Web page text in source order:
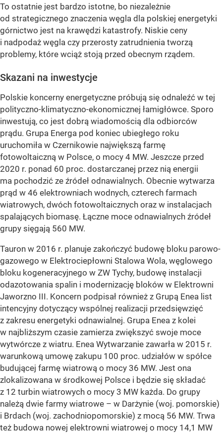
To ostatnie jest bardzo istotne, bo niezależnie
od strategicznego znaczenia węgla dla polskiej energetyki
górnictwo jest na krawędzi katastrofy. Niskie ceny
i nadpodaż węgla czy przerosty zatrudnienia tworzą
problemy, które wciąż stoją przed obecnym rządem.
Skazani na inwestycje
Polskie koncerny energetyczne próbują się odnaleźć w tej
polityczno-klimatyczno-ekonomicznej łamigłówce. Sporo
inwestują, co jest dobrą wiadomością dla odbiorców
prądu. Grupa Energa pod koniec ubiegłego roku
uruchomiła w Czernikowie największą farmę
fotowoltaiczną w Polsce, o mocy 4 MW. Jeszcze przed
2020 r. ponad 60 proc. dostarczanej przez nią energii
ma pochodzić ze źródeł odnawialnych. Obecnie wytwarza
prąd w 46 elektrowniach wodnych, czterech farmach
wiatrowych, dwóch fotowoltaicznych oraz w instalacjach
spalających biomasę. Łączne moce odnawialnych źródeł
grupy sięgają 560 MW.
Tauron w 2016 r. planuje zakończyć budowę bloku parowo-
gazowego w Elektrociepłowni Stalowa Wola, węglowego
bloku kogeneracyjnego w ZW Tychy, budowę instalacji
odazotowania spalin i modernizację bloków w Elektrowni
Jaworzno III. Koncern podpisał również z Grupą Enea list
intencyjny dotyczący wspólnej realizacji przedsięwzięć
z zakresu energetyki odnawialnej. Grupa Enea z kolei
w najbliższym czasie zamierza zwiększyć swoje moce
wytwórcze z wiatru. Enea Wytwarzanie zawarła w 2015 r.
warunkową umowę zakupu 100 proc. udziałów w spółce
budującej farmę wiatrową o mocy 36 MW. Jest ona
zlokalizowana w środkowej Polsce i będzie się składać
z 12 turbin wiatrowych o mocy 3 MW każda. Do grupy
należą dwie farmy wiatrowe – w Darżynie (woj. pomorskie)
i Brdach (woj. zachodniopomorskie) z mocą 56 MW. Trwa
też budowa nowej elektrowni wiatrowej o mocy 14,1 MW